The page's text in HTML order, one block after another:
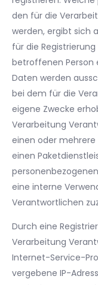
den für die
werden, ergibt sich
für die
betroffenen Person
Daten werden
bei dem für die
eigene Zwecke
Verarbeitung
einen oder mehrere
einen
eine interne
Verantwortlichen
Durch eine
Verarbeitung
Internet-Service-
vergebene IP-